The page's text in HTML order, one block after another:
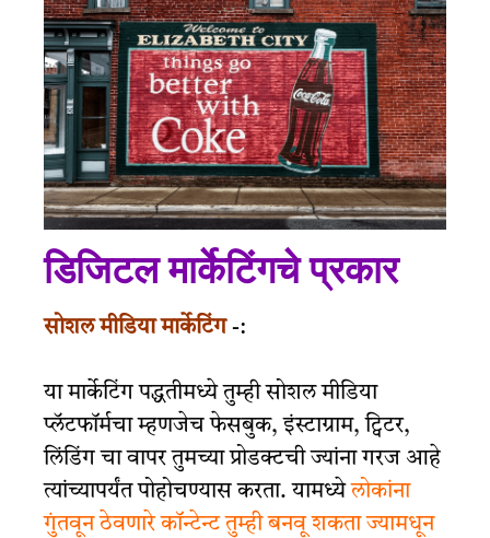
डिजिटल मार्केटिंगचे प्रकार
सोशल मीडिया मार्केटिंग -:
या मार्केटिंग पद्धतीमध्ये तुम्ही सोशल मीडिया
प्लॅटफॉर्मचा म्हणजेच फेसबुक, इंस्टाग्राम, ट्विटर,
लिंडिंग चा वापर तुमच्या प्रोडक्टची ज्यांना गरज आहे
त्यांच्यापर्यंत पोहोचण्यास करता. यामध्ये लोकांना
गुंतवून ठेवणारे कॉन्टेन्ट तुम्ही बनवू शकता ज्यामधून